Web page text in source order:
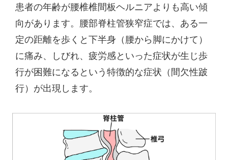
患者の年齢が腰椎椎間板ヘルニアよりも高い傾
向があります。腰部脊柱管狭窄症では、ある一
定の距離を歩くと下半身（腰から脚にかけて）
に痛み、しびれ、疲労感といった症状が生じ歩
行が困難になるという特徴的な症状（間欠性跛
行）が出現します。